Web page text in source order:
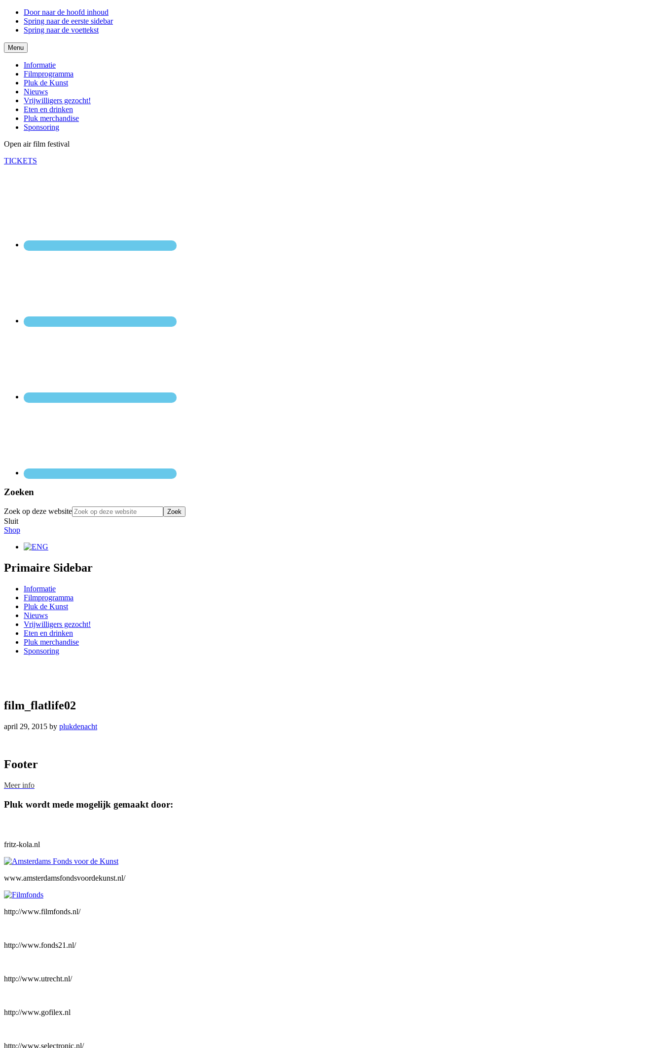
Door naar de hoofd inhoud
Spring naar de eerste sidebar
Spring naar de voettekst
Menu
Informatie
Filmprogramma
Pluk de Kunst
Nieuws
Vrijwilligers gezocht!
Eten en drinken
Pluk merchandise
Sponsoring
Open air film festival
TICKETS
Zoeken
Zoek op deze website
Sluit
Shop
Primaire Sidebar
Informatie
Filmprogramma
Pluk de Kunst
Nieuws
Vrijwilligers gezocht!
Eten en drinken
Pluk merchandise
Sponsoring
film_flatlife02
april 29, 2015 by plukdenacht
Footer
Meer info
Pluk wordt mede mogelijk gemaakt door:
fritz-kola.nl
www.amsterdamsfondsvoordekunst.nl/
http://www.filmfonds.nl/
http://www.fonds21.nl/
http://www.utrecht.nl/
http://www.gofilex.nl
http://www.selectronic.nl/